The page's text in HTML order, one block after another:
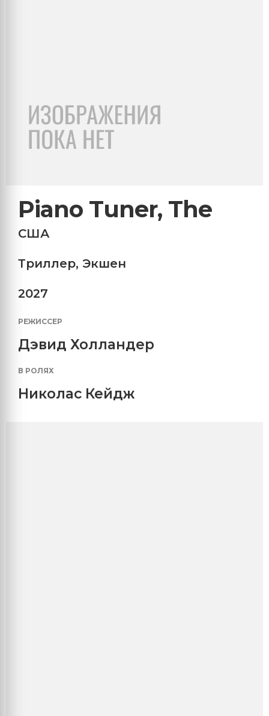
Piano Tuner, The
США
Триллер, Экшен
2027
РЕЖИССЕР
Дэвид Холландер
В РОЛЯХ
Николас Кейдж